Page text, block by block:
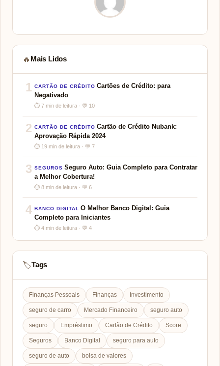
🔥 Mais Lidos
1 CARTÃO DE CRÉDITO Cartões de Crédito: para
Negativado
⏱ 7 min de leitura · 💬 10
2 CARTÃO DE CRÉDITO Cartão de Crédito Nubank:
Aprovação Rápida 2024
⏱ 19 min de leitura · 💬 7
3 SEGUROS Seguro Auto: Guia Completo para Contratar
a Melhor Cobertura!
⏱ 8 min de leitura · 💬 6
4 BANCO DIGITAL O Melhor Banco Digital: Guia
Completo para Iniciantes
⏱ 4 min de leitura · 💬 4
🏷️Tags
Finanças Pessoais Finanças Investimento
seguro de carro Mercado Financeiro seguro auto
seguro Empréstimo Cartão de Crédito Score
Seguros Banco Digital seguro para auto
seguro de auto bolsa de valores